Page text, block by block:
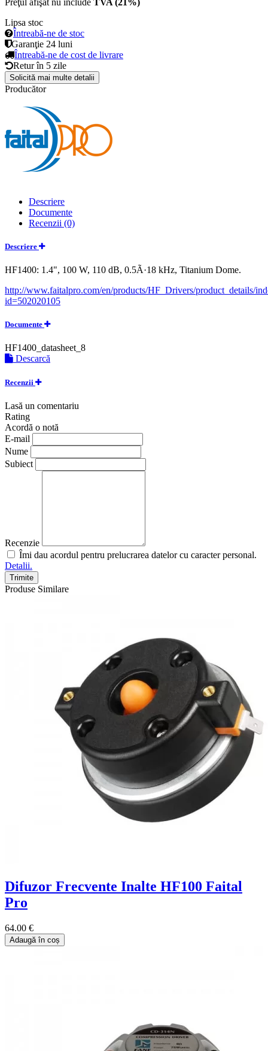
Lipsa stoc
Întreabă-ne de stoc
Garanţie 24 luni
Întreabă-ne de cost de livrare
Retur în 5 zile
Solicită mai multe detalii
Producător
Descriere
Documente
Recenzii (0)
Descriere
HF1400: 1.4", 100 W, 110 dB, 0.5Ã·18 kHz, Titanium Dome.
http://www.faitalpro.com/en/products/HF_Drivers/product_details/
id=502020105
Documente
HF1400_datasheet_8
Descarcă
Recenzii
Lasă un comentariu
Rating
Acordă o notă
E-mail
Nume
Subiect
Recenzie
Îmi dau acordul pentru prelucrarea datelor cu caracter personal.
Detalii.
Trimite
Produse Similare
Difuzor Frecvente Inalte HF100 Faital
Pro
64.00 €
Adaugă în coș